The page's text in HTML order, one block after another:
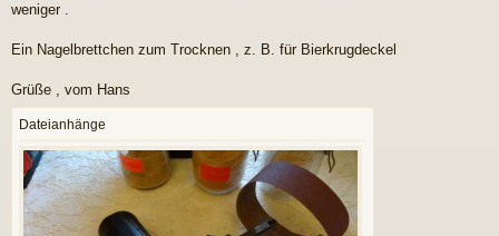
weniger .
Ein Nagelbrettchen zum Trocknen , z. B. für Bierkrugdeckel
Grüße , vom Hans
Dateianhänge